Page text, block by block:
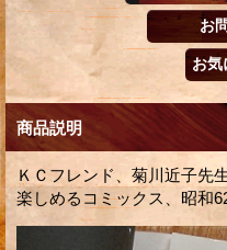
商品説明
ＫＣフレンド、菊川近子先
楽しめるコミックス、昭和